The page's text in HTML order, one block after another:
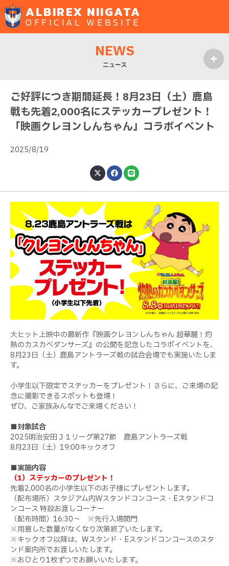
ALBIREX NIIGATA
OFFICIAL WEBSITE
NEWS
ニュース
ご好評につき期間延長！8月23日（土）鹿島
戦も先着2,000名にステッカープレゼント！
「映画クレヨンしんちゃん」コラボイベント
2025/8/19
大ヒット上映中の最新作『映画クレヨンしんちゃん 超華麗！灼
熱のカスカベダンサーズ』の公開を記念したコラボイベントを、
8月23日（土）鹿島アントラーズ戦の試合会場でも実施いたしま
す。
小学生以下限定でステッカーをプレゼント！さらに、ご来場の記
念に撮影できるスポットも登場！
ぜひ、ご家族みんなでご来場ください！
■対象試合
2025明治安田Ｊ１リーグ第27節 鹿島アントラーズ戦
8月23日（土） 19:00キックオフ
■実施内容
（1）ステッカーのプレゼント！
先着2,000名の小学生以下のお子様にプレゼントします。
（配布場所）スタジアム内Wスタンドコンコース・ Eスタンドコ
ンコース 特設お渡しコーナー
（配布時間） 16:30～ ※先行入場開門
※用意した数量がなくなり次第終了いたします。
※キックオフ以降は、 Wスタンド・ Eスタンドコンコースのスタ
ンド案内所でお渡しいたします。
※おひとり1枚ずつでお願いいたします。